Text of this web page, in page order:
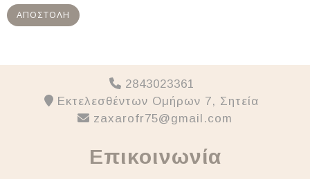
ΑΠΟΣΤΟΛΉ
Επικοινωνία
2843023361
Εκτελεσθέντων Ομήρων 7, Σητεία
zaxarofr75@gmail.com